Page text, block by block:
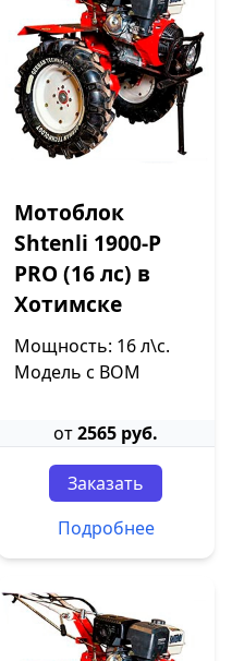
Мотоблок
Shtenli 1900-P
PRO (16 лс) в
Хотимске
Мощность: 16 л\с.
Модель с ВОМ
от2565 руб.
Заказать
Подробнее